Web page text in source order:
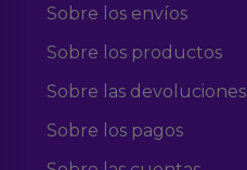
Sobre los envíos
Sobre los productos
Sobre las devoluciones
Sobre los pagos